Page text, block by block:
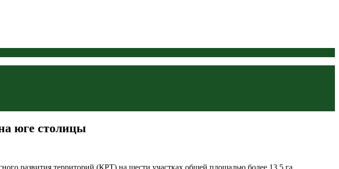
юге столицы
развития территорий (КРТ) на шести участках общей площадью более 13,5 га.